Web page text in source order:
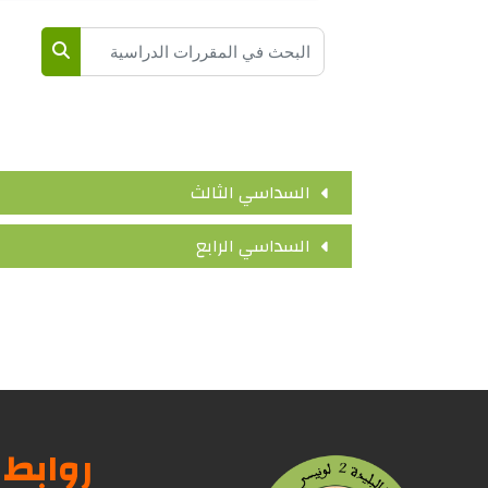
البحث في المقررات الدراسية
البحث
السداسي الثالث
السداسي الرابع